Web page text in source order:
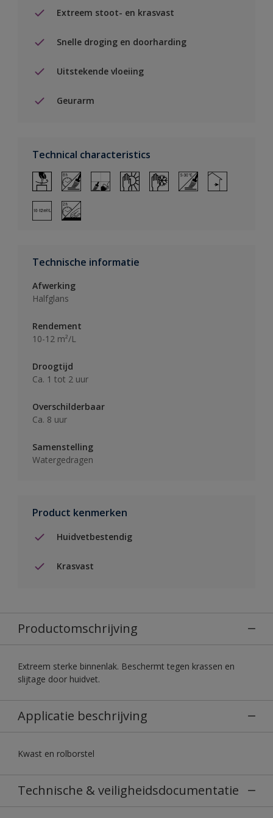
Extreem stoot- en krasvast
Snelle droging en doorharding
Uitstekende vloeiing
Geurarm
Technical characteristics
Technische informatie
Afwerking
Halfglans
Rendement
10-12 m²/L
Droogtijd
Ca. 1 tot 2 uur
Overschilderbaar
Ca. 8 uur
Samenstelling
Watergedragen
Product kenmerken
Huidvetbestendig
Krasvast
Productomschrijving
Extreem sterke binnenlak. Beschermt tegen krassen en
slijtage door huidvet.
Applicatie beschrijving
Kwast en rolborstel
Technische & veiligheidsdocumentatie